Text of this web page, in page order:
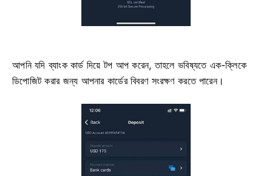
আপনি যদি ব্যাংক কার্ড দিয়ে টপ আপ করেন, তাহলে ভবিষ্যতে এক-ক্লিকে
ডিপোজিট করার জন্য আপনার কার্ডের বিবরণ সংরক্ষণ করতে পারেন।